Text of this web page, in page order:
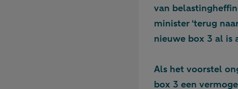
van
minister ‘terug
nieuwe box 3 al is
Als het voorstel
box 3 een